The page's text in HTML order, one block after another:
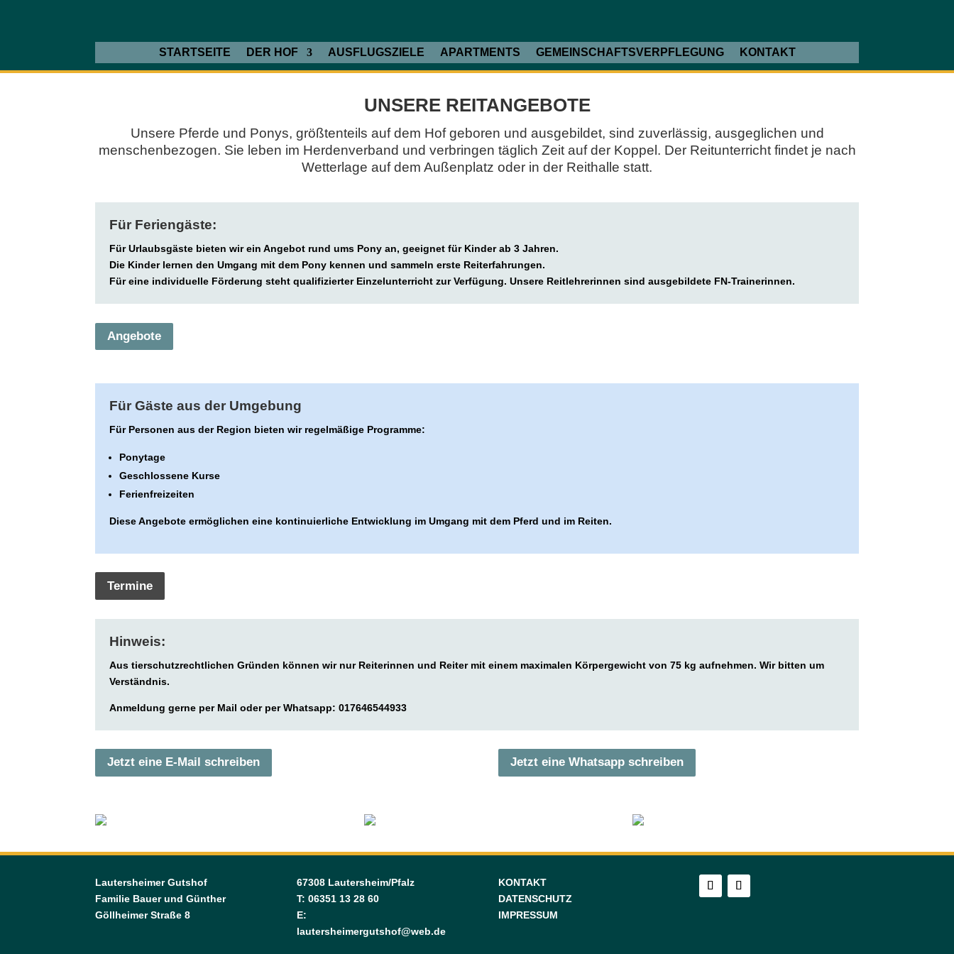
STARTSEITE DER HOF AUSFLUGSZIELE APARTMENTS GEMEINSCHAFTSVERPFLEGUNG KONTAKT
UNSERE REITANGEBOTE
Unsere Pferde und Ponys, größtenteils auf dem Hof geboren und ausgebildet, sind zuverlässig, ausgeglichen und
menschenbezogen. Sie leben im Herdenverband und verbringen täglich Zeit auf der Koppel. Der Reitunterricht findet je nach
Wetterlage auf dem Außenplatz oder in der Reithalle statt.
Für Feriengäste:
Für Urlaubsgäste bieten wir ein Angebot rund ums Pony an, geeignet für Kinder ab 3 Jahren.
Die Kinder lernen den Umgang mit dem Pony kennen und sammeln erste Reiterfahrungen.
Für eine individuelle Förderung steht qualifizierter Einzelunterricht zur Verfügung. Unsere Reitlehrerinnen sind ausgebildete FN-Trainerinnen.
Angebote
Für Gäste aus der Umgebung
Für Personen aus der Region bieten wir regelmäßige Programme:
Ponytage
Geschlossene Kurse
Ferienfreizeiten
Diese Angebote ermöglichen eine kontinuierliche Entwicklung im Umgang mit dem Pferd und im Reiten.
Termine
Hinweis:
Aus tierschutzrechtlichen Gründen können wir nur Reiterinnen und Reiter mit einem maximalen Körpergewicht von 75 kg aufnehmen. Wir bitten um
Verständnis.
Anmeldung gerne per Mail oder per Whatsapp: 017646544933
Jetzt eine E-Mail schreiben Jetzt eine Whatsapp schreiben
Lautersheimer Gutshof
Familie Bauer und Günther
Göllheimer Straße 8
67308 Lautersheim/Pfalz
T: 06351 13 28 60
E:
lautersheimergutshof@web.de
KONTAKT
DATENSCHUTZ
IMPRESSUM